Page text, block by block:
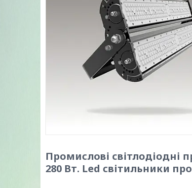
Промислові світлодіодні
280 Вт. Led світильники